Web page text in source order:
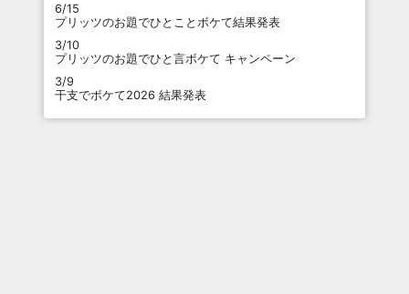
6/15
プリッツのお題でひとことボケて結果発表
3/10
プリッツのお題でひと言ボケて キャンペーン
3/9
干支でボケて2026 結果発表